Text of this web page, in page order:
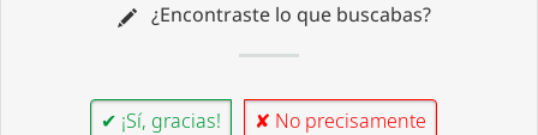
¿Encontraste lo que buscabas?
✔ ¡Sí, gracias! ✘ No precisamente